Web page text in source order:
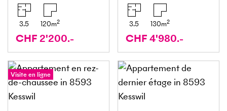
3.5 120m2
CHF 2'200.-
3.5 130m2
CHF 4'980.-
Visite en ligne